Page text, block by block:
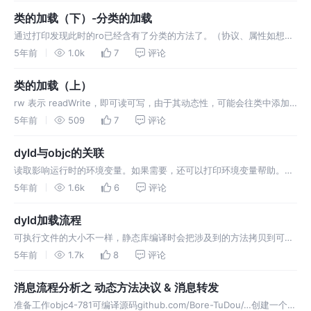
runtime给
类的加载（下）-分类的加载
通过打印发现此时的ro已经含有了分类的方法了。（协议、属性如想要
验证如上调试即可）
5年前 1.0k 7 评论
类的加载（上）
rw 表示 readWrite，即可读可写，由于其动态性，可能会往类中添加
属性、方法、添加协议，在最新的2020的WWDC的对内存优化的说明
Videos - Apple …
5年前 509 7 评论
dyld与objc的关联
读取影响运⾏时的环境变量。如果需要，还可以打印环境变量帮助。
export OBJC_HELP = 1 冲源码中发现可以通过配置OBJC_HELP和
变量的方法target -- Edit Scheme -…
5年前 1.6k 6 评论
dyld加载流程
可执行文件的大小不一样，静态库编译时会把涉及到的方法拷贝到可执
行文件中去，而动态库仅仅是一些动态库的信息。 系统的动态库基本上
载到内存中去，会增加程序启动的时间，同时系统的运行也会变得缓
慢。而共享缓存机制会在进程启动…
5年前 1.7k 8 评论
消息流程分析之 动态方法决议 & 消息转发
准备工作objc4-781可编译源码github.com/Bore-TuDou/…创建一个